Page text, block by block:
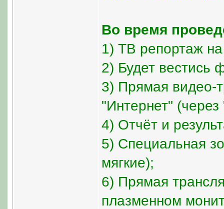
Во время
1) ТВ репортаж
2) Будет вестись
3) Прямая видео-
"Интернет"
4) Отчёт и
5) Специальная
мягкие);
6) Прямая
плазменном